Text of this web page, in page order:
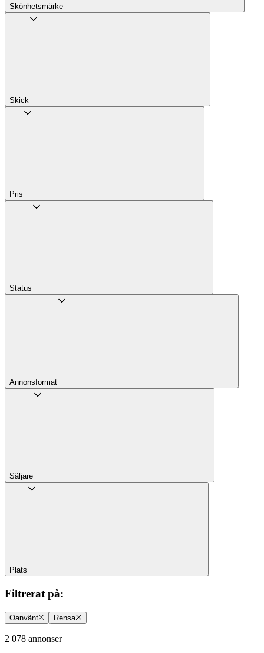
Skönhetsmärke
Skick
Pris
Status
Annons­format
Säljare
Plats
Filtrerat på:
Oanvänt Rensa
2 078 annonser